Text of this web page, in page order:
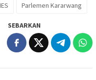
Parlemen Kararwang
SEBARKAN